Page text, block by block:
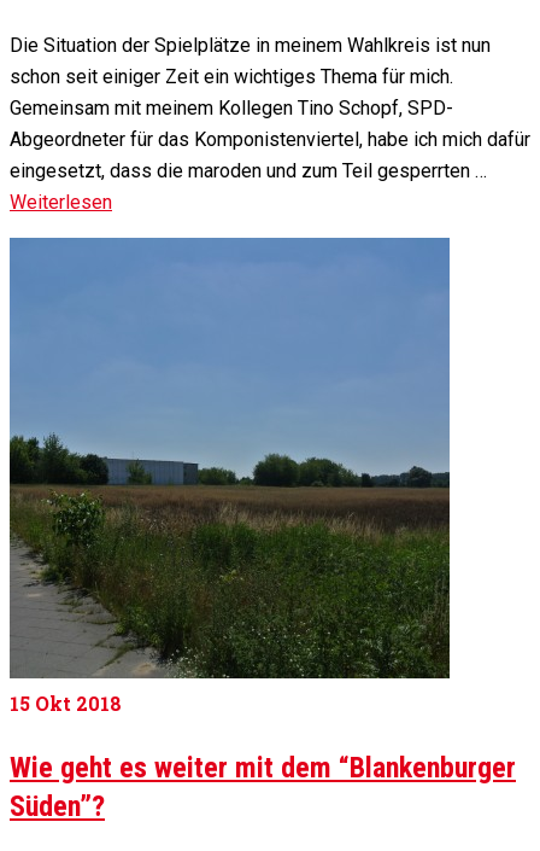
Die Situation der Spielplätze in meinem Wahlkreis ist nun
schon seit einiger Zeit ein wichtiges Thema für mich.
Gemeinsam mit meinem Kollegen Tino Schopf, SPD-
Abgeordneter für das Komponistenviertel, habe ich mich dafür
eingesetzt, dass die maroden und zum Teil gesperrten …
Weiterlesen
15 Okt 2018
Wie geht es weiter mit dem “Blankenburger
Süden”?